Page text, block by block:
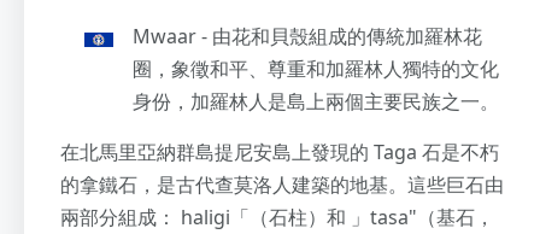
Mwaar - 由花和貝殼組成的傳統加羅林花
圈，象徵和平、尊重和加羅林人獨特的文化
身份，加羅林人是島上兩個主要民族之一。
在北馬里亞納群島提尼安島上發現的 Taga 石是不朽
的拿鐵石，是古代查莫洛人建築的地基。這些巨石由
兩部分組成： haligi「（石柱）和 」tasa"（基石，